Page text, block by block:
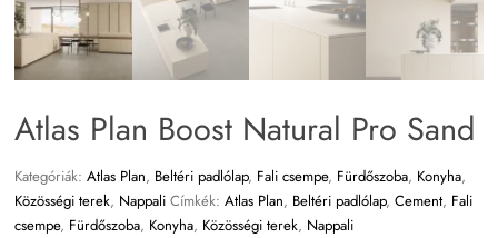
Atlas Plan Boost Natural Pro Sand
Kategóriák:Atlas Plan, Beltéri padlólap, Fali csempe, Fürdőszoba, Konyha,
Közösségi terek, Nappali Címkék:Atlas Plan, Beltéri padlólap,Cement, Fali
csempe, Fürdőszoba, Konyha, Közösségi terek, Nappali